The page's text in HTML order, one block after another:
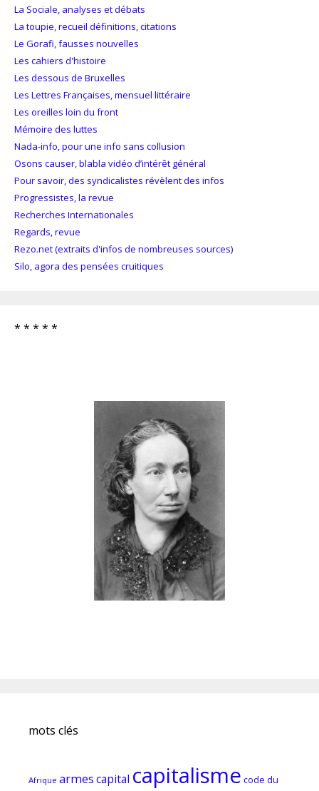
La Sociale, analyses et débats
La toupie, recueil définitions, citations
Le Gorafi, fausses nouvelles
Les cahiers d'histoire
Les dessous de Bruxelles
Les Lettres Françaises, mensuel littéraire
Les oreilles loin du front
Mémoire des luttes
Nada-info, pour une info sans collusion
Osons causer, blabla vidéo d’intérêt général
Pour savoir, des syndicalistes révèlent des infos
Progressistes, la revue
Recherches Internationales
Regards, revue
Rezo.net (extraits d'infos de nombreuses sources)
Silo, agora des pensées cruitiques
* * * * *
mots clés
Afrique armescapital capitalisme code du